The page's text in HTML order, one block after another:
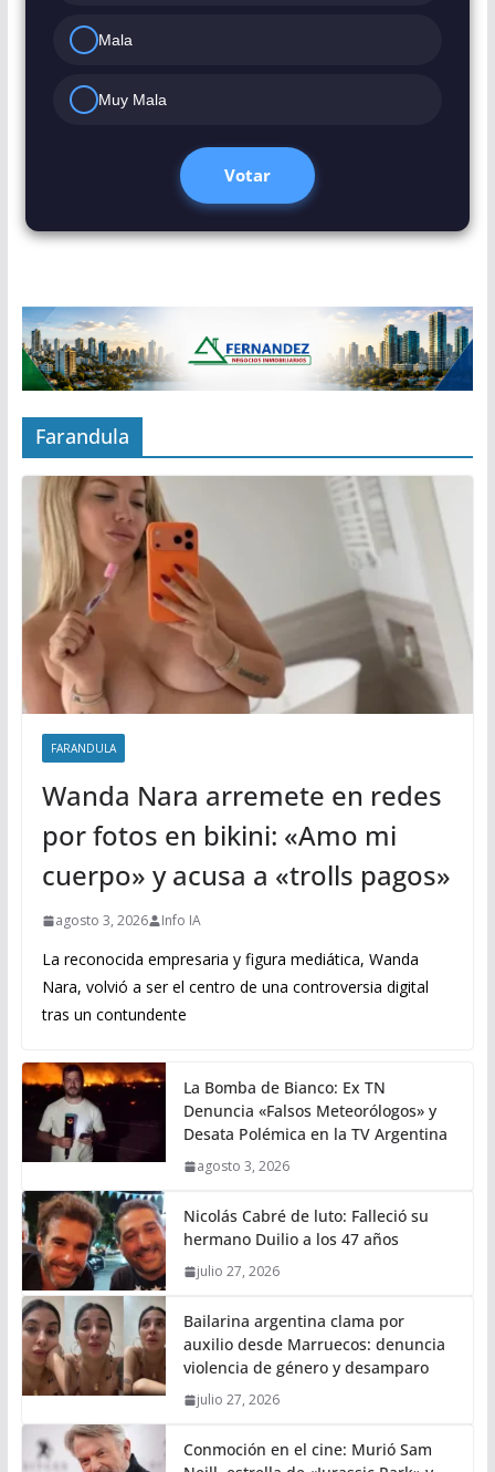
Mala
Muy Mala
Votar
Farandula
FARANDULA
Wanda Nara arremete en redes
por fotos en bikini: «Amo mi
cuerpo» y acusa a «trolls pagos»
agosto 3, 2026 Info IA
La reconocida empresaria y figura mediática, Wanda
Nara, volvió a ser el centro de una controversia digital
tras un contundente
La Bomba de Bianco: Ex TN
Denuncia «Falsos Meteorólogos» y
Desata Polémica en la TV Argentina
agosto 3, 2026
Nicolás Cabré de luto: Falleció su
hermano Duilio a los 47 años
julio 27, 2026
Bailarina argentina clama por
auxilio desde Marruecos: denuncia
violencia de género y desamparo
julio 27, 2026
Conmoción en el cine: Murió Sam